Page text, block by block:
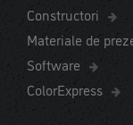
Constructori
Materiale de
Software
ColorExpress